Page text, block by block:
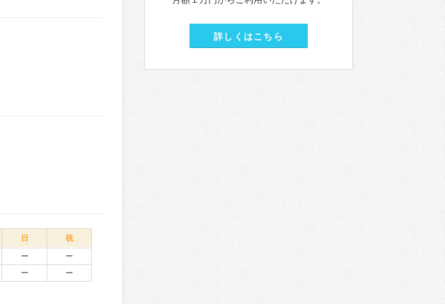
日 祝
ー
ー
ー ー
詳しくはこちら